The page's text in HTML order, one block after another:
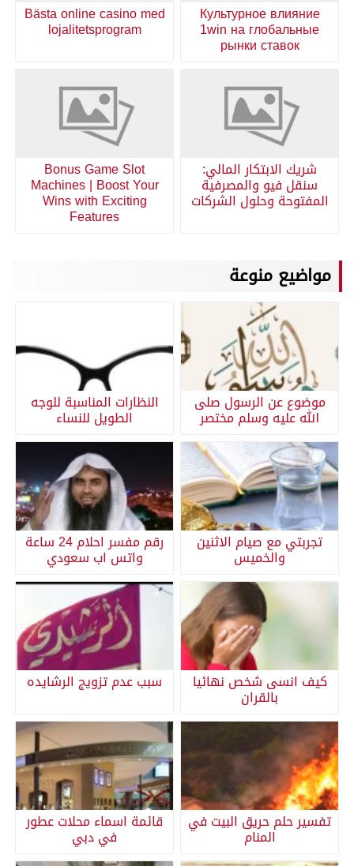
Культурное влияние
1win на глобальные
рынки ставок
Bästa online casino med
lojalitetsprogram
شريك الابتكار المالي:
سنقل فيو والمصرفية
المفتوحة وحلول الشركات
Bonus Game Slot
Machines | Boost Your
Wins with Exciting
Features
مواضيع منوعة
موضوع عن الرسول صلى
الله عليه وسلم مختصر
النظارات المناسبة للوجه
الطويل للنساء
تجربتي مع صيام الاثنين
والخميس
رقم مفسر احلام 24 ساعة
واتس اب سعودي
كيف انسى شخص نهائيا
بالقران
سبب عدم تزويج الرشايده
تفسير حلم حريق البيت في
المنام
قائمة اسماء محلات عطور
في دبي